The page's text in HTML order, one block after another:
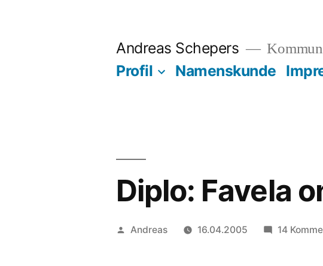
Andreas Schepers
Profil Namenskunde
Diplo: Favela
Veröffentlicht
Andreas 16.04.2005 14